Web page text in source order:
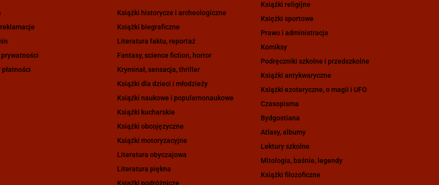
płatności
Książki historycze i archeologiczne
Książki biegraficzne
Literatura faktu, reportaż
Fantasy, science fiction, horror
Kryminał, sensacja, thriller
Książki dla dzieci i młodzieży
Książki naukowe i popularnonaukowe
Książki kucharskie
Książki obcojęzyczne
Książki motoryzacyjne
Literatura obyczajowa
Literatura piękna
Książki podróżnicze
Książki religijne
Księżki sportowe
Prawo i administracja
Komiksy
Podręczniki szkolne i przedszkolne
Książki antykwaryczne
Książki ezoteryczne, o magii i UFO
Czasopisma
Bydgostiana
Atlasy, albumy
Lektury szkolne
Mitologia, baśnie, legendy
Książki filozoficzne